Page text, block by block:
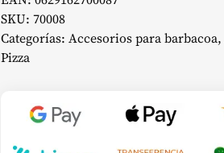
Napoleon
cantidad
SKU: 70008
Categorías: Accesorios para barbacoa,
Pizza